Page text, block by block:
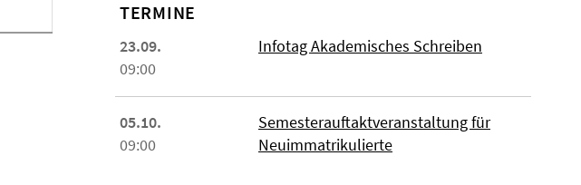
TERMINE
23.09.
09:00
Infotag Akademisches Schreiben
05.10.
09:00
Semesterauftaktveranstaltung für
Neuimmatrikulierte